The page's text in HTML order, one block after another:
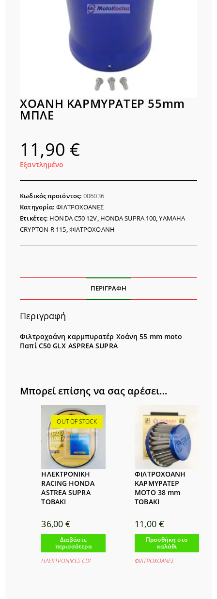
ΧΟΑΝΗ ΚΑΡΜΥΡΑΤΕΡ 55mm
ΜΠΛΕ
11,90 €
Εξαντλημένο
Κωδικός προϊόντος:006036
Κατηγορία:ΦΙΛΤΡΟΧΟΑΝΕΣ
Ετικέτες: HONDA C50 12V HONDA SUPRA 100 ,YAMAHA
CRYPTON-R 115 ΦΙΛΤΡΟΧΟΑΝΗ
ΠΕΡΙΓΡΑΦΉ
Περιγραφή
Φιλτροχοάνη καρμπυρατέρ Χοάνη 55 mm moto
Παπί C50 GLX ASPREA SUPRA
Μπορεί επίσης να σας αρέσει…
OUT OF STOCK
ΗΛΕΚΤΡΟΝΙΚΗ
RACING HONDA
ASTREA SUPRA
TOBAKI
36,00€
Διαβάστε
περισσότερα
ΗΛΕΚΤΡΟΝΙΚΈΣ CDI
ΦΙΛΤΡΟΧΟΑΝΗ
ΚΑΡΜΥΡΑΤΕΡ
MOTO 38 mm
ΤΟΒΑΚΙ
11,00 €
Προσθήκη στο
καλάθι
ΦΙΛΤΡΟΧΟΑΝΕΣ